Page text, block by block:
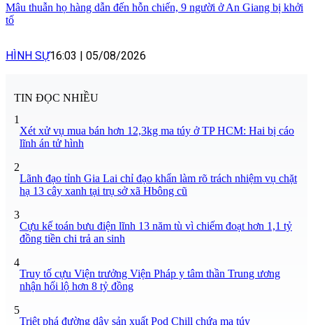
Mâu thuẫn họ hàng dẫn đến hỗn chiến, 9 người ở An Giang bị khởi
tố
HÌNH SỰ16:03 | 05/08/2026
TIN ĐỌC NHIỀU
1
Xét xử vụ mua bán hơn 12,3kg ma túy ở TP HCM: Hai bị cáo
lĩnh án tử hình
2
Lãnh đạo tỉnh Gia Lai chỉ đạo khẩn làm rõ trách nhiệm vụ chặt
hạ 13 cây xanh tại trụ sở xã Hbông cũ
3
Cựu kế toán bưu điện lĩnh 13 năm tù vì chiếm đoạt hơn 1,1 tỷ
đồng tiền chi trả an sinh
4
Truy tố cựu Viện trưởng Viện Pháp y tâm thần Trung ương
nhận hối lộ hơn 8 tỷ đồng
5
Triệt phá đường dây sản xuất Pod Chill chứa ma túy